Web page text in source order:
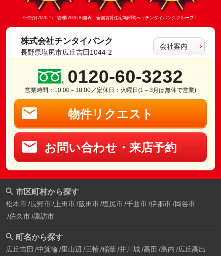
※仲介(2026.1)、管理(2026.8)発表 全国賃貸住宅新聞調べ（チンタイバンクグループ）
株式会社チンタイバンク
長野県塩尻市広丘吉田1044-2
会社案内
0120-60-3232
営業時間：10:00～18:00／定休日：火曜日(1～3月は無休で営業)
物件リクエスト
お問い合わせ・来店予約
市区町村から探す
松本市 長野市 上田市 飯田市 塩尻市 千曲市 伊那市 岡谷市
佐久市 諏訪市
町名から探す
広丘吉田 中箕輪 里山辺 三輪 稲葉 井川城 高田 島内 広丘高出